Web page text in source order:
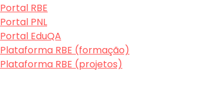
Portal RBE
Portal PNL
Portal EduQA
Plataforma RBE (formação)
Plataforma RBE (projetos)